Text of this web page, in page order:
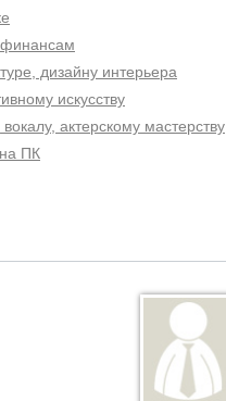
финансам
дизайну интерьера
искусству
актерскому мастерству
ПК